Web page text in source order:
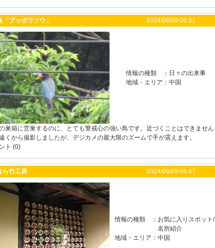
「ブッポウソウ」 2024/06/09 06:51
情報の種類 ： 日々の出来事
地域・エリア ： 中国
巣箱に営巣するのに、とても警戒心の強い鳥です。近づくことはできません
くから撮影しましたが、デジカメの最大限のズームで手が震えます。
ト (0)
ら竹工房 2024/06/09 06:47
情報の種類 ： お気に入りスポット/
名所紹介
地域・エリア ： 中国